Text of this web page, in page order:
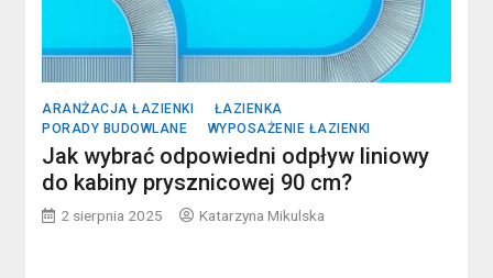
ARANŻACJA ŁAZIENKI
ŁAZIENKA
PORADY BUDOWLANE
WYPOSAŻENIE ŁAZIENKI
Jak wybrać odpowiedni odpływ liniowy
do kabiny prysznicowej 90 cm?
2 sierpnia 2025 Katarzyna Mikulska